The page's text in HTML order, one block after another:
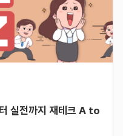
실전까지 재테크 A to